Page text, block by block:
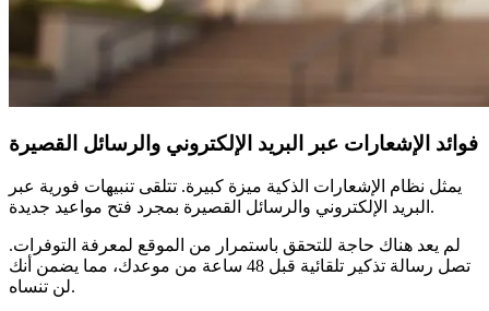
فوائد الإشعارات عبر البريد الإلكتروني والرسائل القصيرة
يمثل نظام الإشعارات الذكية ميزة كبيرة. تتلقى تنبيهات فورية عبر
البريد الإلكتروني والرسائل القصيرة بمجرد فتح مواعيد جديدة.
لم يعد هناك حاجة للتحقق باستمرار من الموقع لمعرفة التوفرات.
تصل رسالة تذكير تلقائية قبل 48 ساعة من موعدك، مما يضمن أنك
لن تنساه.